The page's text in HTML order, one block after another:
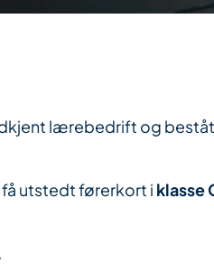
lærebedrift og
utstedt førerkort i klasse